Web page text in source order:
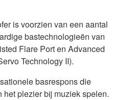
is voorzien van een aantal
bastechnologieën van
Flare Port en Advanced
Technology II).
basrespons die
plezier bij muziek spelen.